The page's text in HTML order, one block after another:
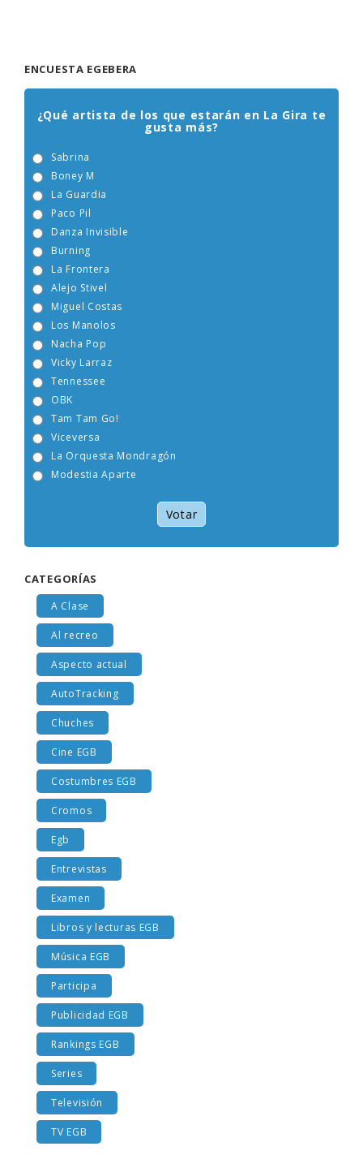
¿Qué artista de los que estarán en La Gira te
gusta más?
Boney M
Burning
Alejo Stivel
Miguel Costas
Nacha Pop
Vicky Larraz
La Orquesta Mondragón
Modestia Aparte
Votar
A Clase
Al recreo
Aspecto actual
AutoTracking
Chuches
Cine EGB
Costumbres EGB
Cromos
Egb
Entrevistas
Examen
Libros y lecturas EGB
Música EGB
Participa
Publicidad EGB
Rankings EGB
Series
Televisión
TV EGB